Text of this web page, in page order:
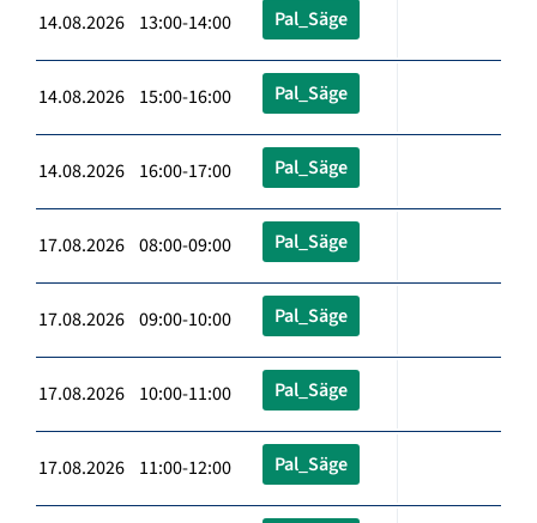
14.08.2026 13:00-14:00 Pal_Säge
14.08.2026 15:00-16:00 Pal_Säge
14.08.2026 16:00-17:00 Pal_Säge
17.08.2026 08:00-09:00 Pal_Säge
17.08.2026 09:00-10:00 Pal_Säge
17.08.2026 10:00-11:00 Pal_Säge
17.08.2026 11:00-12:00 Pal_Säge